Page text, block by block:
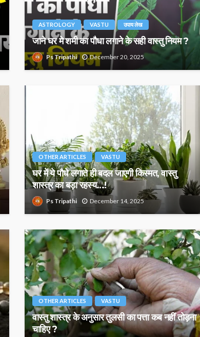
ASTROLOGY VASTU उपाय लेख
जाने घर मे शमी का पौधा लगाने के सही वास्तु नियम ?
Ps Tripathi December 20, 2025
OTHER ARTICLES VASTU
घर में ये पौधे लगाते ही बदल जाएगी किस्मत, वास्तु
शास्त्र का बड़ा रहस्य…!
Ps Tripathi December 14, 2025
OTHER ARTICLES VASTU
वास्तु शास्त्र के अनुसार तुलसी का पत्ता कब नहीं तोड़ना
चाहिए ?